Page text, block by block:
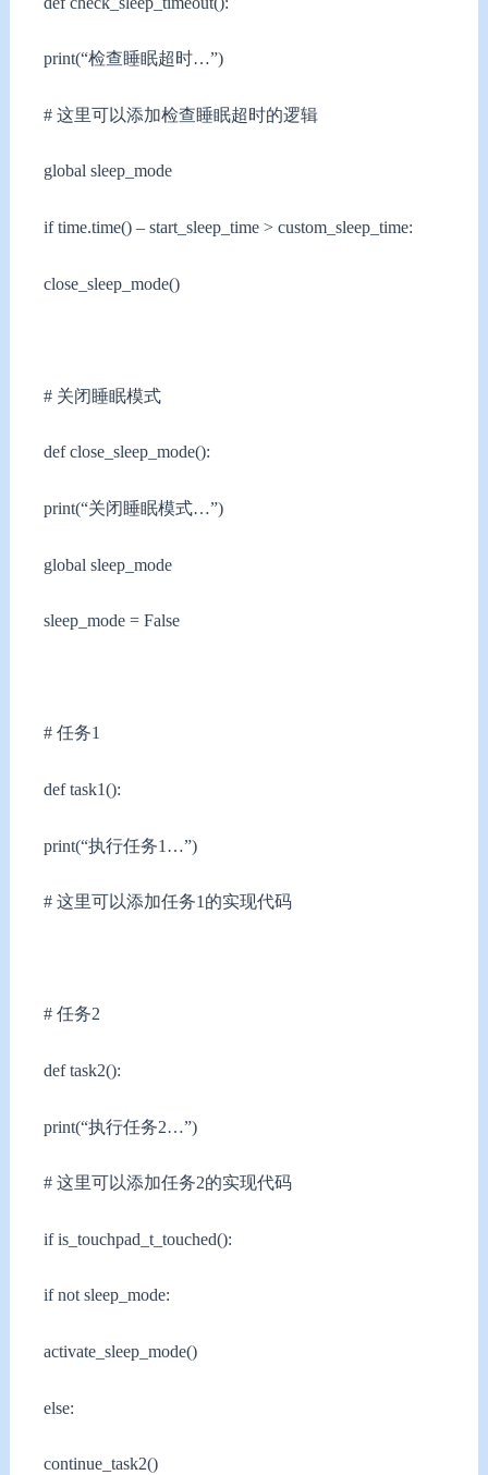
print(“检查睡眠超时…”)
# 这里可以添加检查睡眠超时的逻辑
global sleep_mode
if time.time() – start_sleep_time > custom_sleep_time:
close_sleep_mode()
# 关闭睡眠模式
def close_sleep_mode():
print(“关闭睡眠模式…”)
global sleep_mode
sleep_mode = False
# 任务1
def task1():
print(“执行任务1…”)
# 这里可以添加任务1的实现代码
# 任务2
def task2():
print(“执行任务2…”)
# 这里可以添加任务2的实现代码
if is_touchpad_t_touched():
if not sleep_mode:
activate_sleep_mode()
else:
continue_task2()